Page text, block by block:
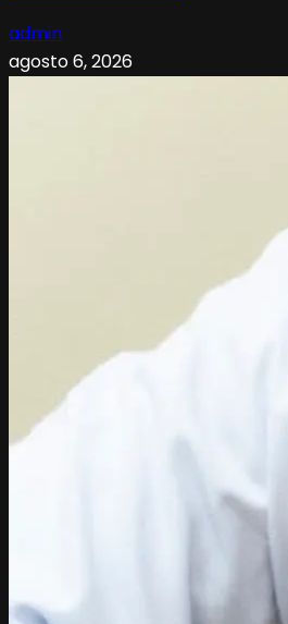
admin
agosto 6, 2026